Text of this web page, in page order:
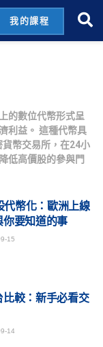
我的課程
的數位代幣形式呈
利益。 這種代幣具
幣交易所，在24小
低高價股的參與門
代幣化：歐洲上線
要知道的事
15
較：新手必看交
14